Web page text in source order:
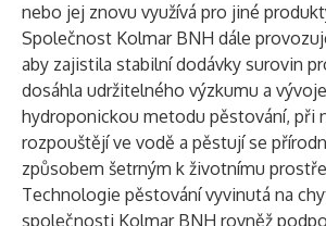
nebo jej znovu využívá pro jiné
Společnost Kolmar BNH dále
aby zajistila stabilní dodávky surovin
dosáhla udržitelného výzkumu a
hydroponickou metodu pěstování, při
rozpouštějí ve vodě a pěstují se
způsobem šetrným k životnímu
Technologie pěstování vyvinutá na
společnosti Kolmar BNH rovněž